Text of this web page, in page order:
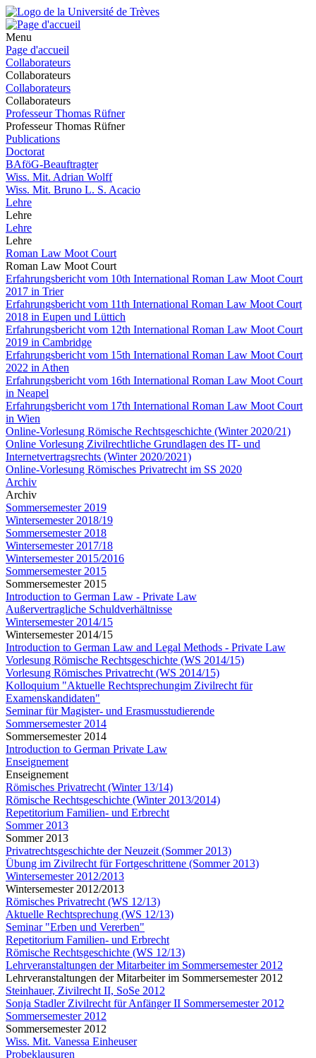
Menu
Page d'accueil
Collaborateurs
Collaborateurs
Collaborateurs
Collaborateurs
Professeur Thomas Rüfner
Professeur Thomas Rüfner
Publications
Doctorat
BAföG-Beauftragter
Wiss. Mit. Adrian Wolff
Wiss. Mit. Bruno L. S. Acacio
Lehre
Lehre
Lehre
Lehre
Roman Law Moot Court
Roman Law Moot Court
Erfahrungsbericht vom 10th International Roman Law Moot Court
2017 in Trier
Erfahrungsbericht vom 11th International Roman Law Moot Court
2018 in Eupen und Lüttich
Erfahrungsbericht vom 12th International Roman Law Moot Court
2019 in Cambridge
Erfahrungsbericht vom 15th International Roman Law Moot Court
2022 in Athen
Erfahrungsbericht vom 16th International Roman Law Moot Court
in Neapel
Erfahrungsbericht vom 17th International Roman Law Moot Court
in Wien
Online-Vorlesung Römische Rechtsgeschichte (Winter 2020/21)
Online Vorlesung Zivilrechtliche Grundlagen des IT- und
Internetvertragsrechts (Winter 2020/2021)
Online-Vorlesung Römisches Privatrecht im SS 2020
Archiv
Archiv
Sommersemester 2019
Wintersemester 2018/19
Sommersemester 2018
Wintersemester 2017/18
Wintersemester 2015/2016
Sommersemester 2015
Sommersemester 2015
Introduction to German Law - Private Law
Außervertragliche Schuldverhältnisse
Wintersemester 2014/15
Wintersemester 2014/15
Introduction to German Law and Legal Methods - Private Law
Vorlesung Römische Rechtsgeschichte (WS 2014/15)
Vorlesung Römisches Privatrecht (WS 2014/15)
Kolloquium "Aktuelle Rechtsprechungim Zivilrecht für
Examenskandidaten"
Seminar für Magister- und Erasmusstudierende
Sommersemester 2014
Sommersemester 2014
Introduction to German Private Law
Enseignement
Enseignement
Römisches Privatrecht (Winter 13/14)
Römische Rechtsgeschichte (Winter 2013/2014)
Repetitorium Familien- und Erbrecht
Sommer 2013
Sommer 2013
Privatrechtsgeschichte der Neuzeit (Sommer 2013)
Übung im Zivilrecht für Fortgeschrittene (Sommer 2013)
Wintersemester 2012/2013
Wintersemester 2012/2013
Römisches Privatrecht (WS 12/13)
Aktuelle Rechtsprechung (WS 12/13)
Seminar "Erben und Vererben"
Repetitorium Familien- und Erbrecht
Römische Rechtsgeschichte (WS 12/13)
Lehrveranstaltungen der Mitarbeiter im Sommersemester 2012
Lehrveranstaltungen der Mitarbeiter im Sommersemester 2012
Steinhauer, Zivilrecht II, SoSe 2012
Sonja Stadler Zivilrecht für Anfänger II Sommersemester 2012
Sommersemester 2012
Sommersemester 2012
Wiss. Mit. Vanessa Einheuser
Probeklausuren